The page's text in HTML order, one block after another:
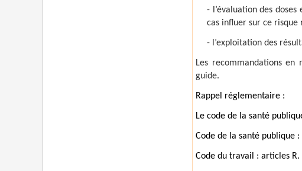
- l’évaluation des
cas influer sur ce risque
- l’exploitation des
Les recommandations en
guide.
Rappel réglementaire :
Le code de la santé
Code de la santé publique
Code du travail : articles